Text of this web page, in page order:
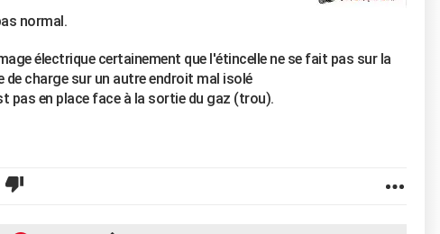
normal.
électrique certainement que l'étincelle ne se fait pas sur la
de charge sur un autre endroit mal isolé
pas en place face à la sortie du gaz (trou).